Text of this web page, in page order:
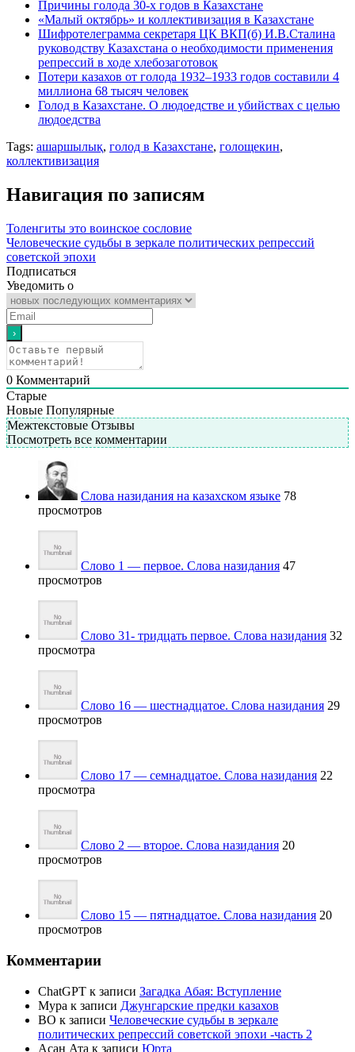
Причины голода 30-х годов в Казахстане
«Малый октябрь» и коллективизация в Казахстане
Шифротелеграмма секретаря ЦК ВКП(б) И.В.Сталина
руководству Казахстана о необходимости применения
репрессий в ходе хлебозаготовок
Потери казахов от голода 1932–1933 годов составили 4
миллиона 68 тысяч человек
Голод в Казахстане. О людоедстве и убийствах с целью
людоедства
Tags: ашаршылық, голод в Казахстане, голощекин,
коллективизация
Навигация по записям
Толенгиты это воинское сословие
Человеческие судьбы в зеркале политических репрессий
советской эпохи
Подписаться
Уведомить о
0 Комментарий
Старые
Новые Популярные
Межтекстовые Отзывы
Посмотреть все комментарии
Слова назидания на казахском языке 78
просмотров
Слово 1 — первое. Слова назидания 47
просмотров
Слово 31- тридцать первое. Слова назидания 32
просмотра
Слово 16 — шестнадцатое. Слова назидания 29
просмотров
Слово 17 — семнадцатое. Слова назидания 22
просмотра
Слово 2 — второе. Слова назидания 20
просмотров
Слово 15 — пятнадцатое. Слова назидания 20
просмотров
Комментарии
ChatGPT к записи Загадка Абая: Вступление
Мура к записи Джунгарские предки казахов
BO к записи Человеческие судьбы в зеркале
политических репрессий советской эпохи -часть 2
Асан Ата к записи Юрта